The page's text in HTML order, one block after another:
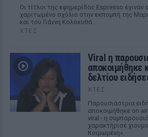
Οι τίτλοι της εφημερίδας Espresso έγιναν
χαριτωμένο σχόλιο στην εκπομπή της
και του Γιάννη Κολοκυθά
ΧΤΕΣ
Viral η
αποκοιμήθηκε
δελτίου
ΧΤΕΣ
Παρουσιάστρια
αποκοιμήθηκε on
viral - η
χαρακτήρισε
Κοιμωμένη».